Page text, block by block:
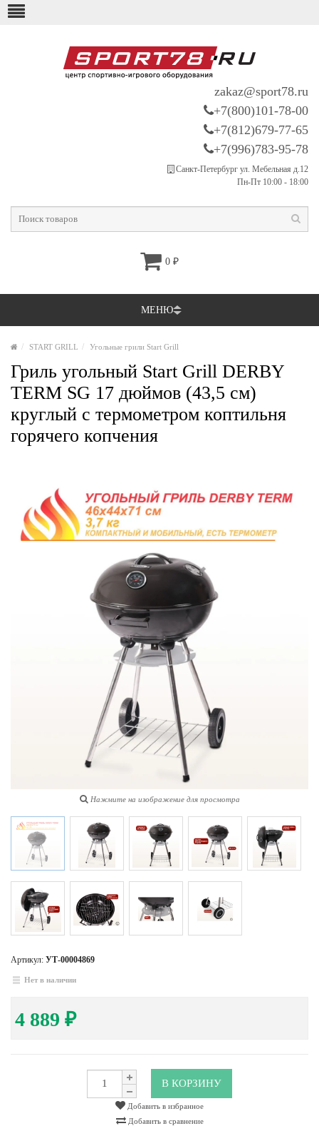
zakaz@sport78.ru
+7(800)101-78-00
+7(812)679-77-65
+7(996)783-95-78
Санкт-Петербург ул. Мебельная д.12
Пн-Пт 10:00 - 18:00
0 ₽
МЕНЮ
START GRILL Угольные грили Start Grill
Гриль угольный Start Grill DERBY
TERM SG 17 дюймов (43,5 см)
круглый с термометром коптильня
горячего копчения
Нажмите на изображение для просмотра
Артикул: УТ-00004869
Нет в наличии
4 889 ₽
В КОРЗИНУ
Добавить в избранное
Добавить в сравнение